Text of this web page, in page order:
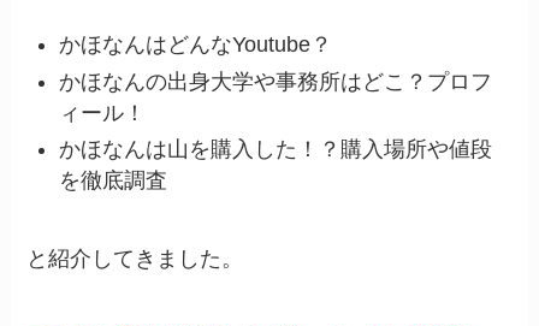
かほなんはどんなYoutube？
かほなんの出身大学や事務所はどこ？プロフ
ィール！
かほなんは山を購入した！？購入場所や値段
を徹底調査
と紹介してきました。